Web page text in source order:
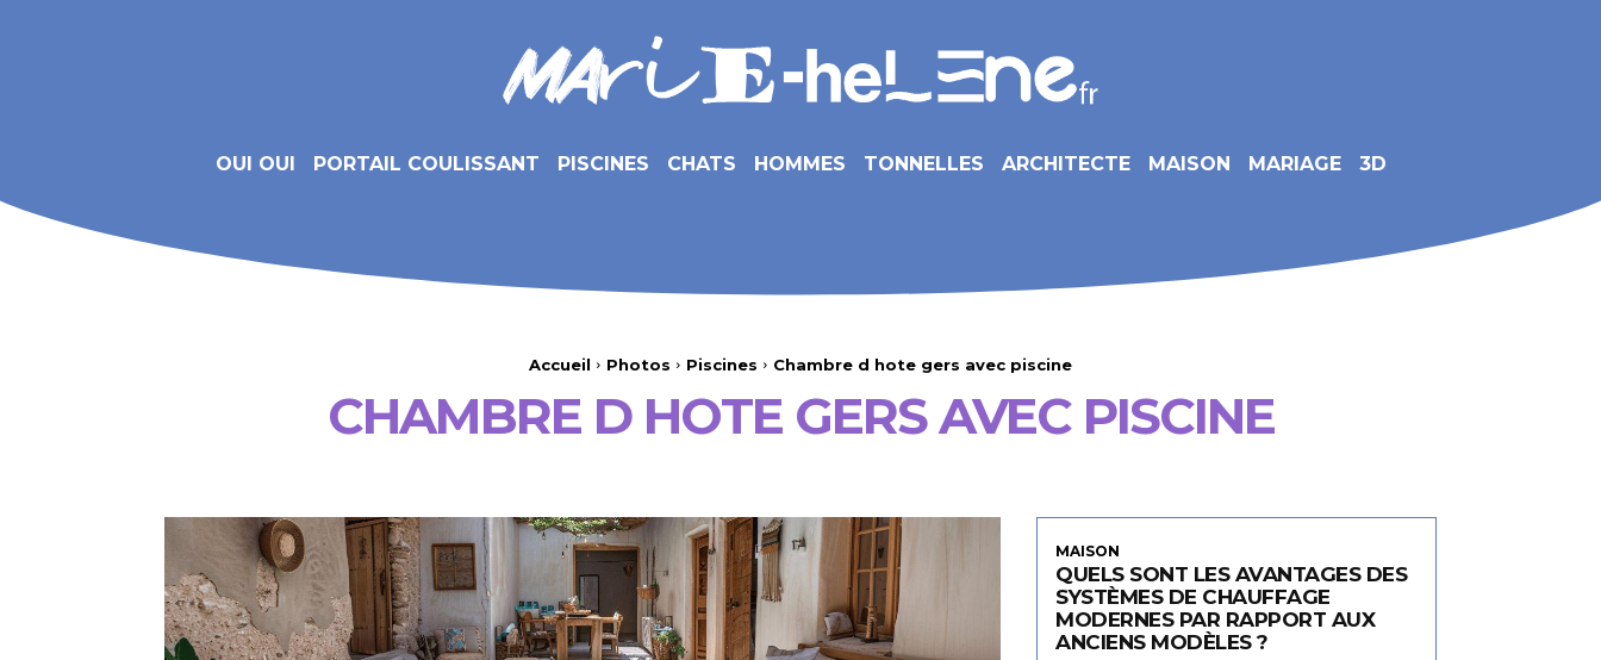
OUI OUI PORTAIL COULISSANT PISCINES CHATS HOMMES TONNELLES ARCHITECTE MAISON MARIAGE 3D
Accueil Photos Piscines Chambre d hote gers avec piscine
CHAMBRE D HOTE GERS AVEC PISCINE
MAISON
QUELS SONT LES AVANTAGES DES
SYSTÈMES DE CHAUFFAGE
MODERNES PAR RAPPORT AUX
ANCIENS MODÈLES ?